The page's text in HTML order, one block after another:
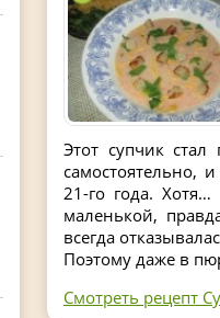
Этот супчик
самостоятельно,
21-го года.
маленькой,
всегда
Поэтому даже в
Смотреть рецепт